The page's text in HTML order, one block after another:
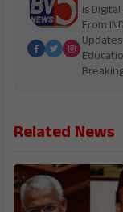
is
From
Related News